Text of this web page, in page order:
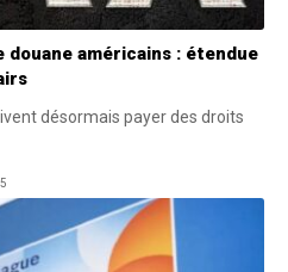
américains : étendue
désormais payer des droits